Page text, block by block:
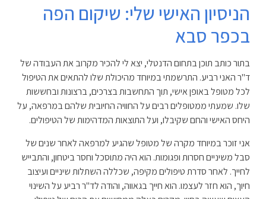
הניסיון האישי שלי: שיקום הפה
בכפר סבא
בתור כותב תוכן בתחום הדנטלי, יצא לי להכיר מקרוב את העבודה של
ד"ר האני רביע. התרשמתי במיוחד מהיכולת שלו להתאים את הטיפול
לכל מטופל באופן אישי, תוך התחשבות בצרכים, ברצונות ובחששות
שלו. שמעתי ממטופלים רבים על החוויה החיובית שלהם במרפאה, על
היחס האישי והחם שקיבלו, ועל התוצאות המדהימות של הטיפולים.
אני זוכר במיוחד מקרה של מטופל שהגיע למרפאה לאחר שנים של
סבל משיניים חסרות ופגומות. הוא היה מתוסכל וחסר ביטחון, והתבייש
לחייך. לאחר סדרת טיפולים מקיפה, שכללה השתלות שיניים ועיצוב
חיוך, הוא חזר לעצמו. הוא חייך בגאווה, והודה לד"ר רביע על השינוי